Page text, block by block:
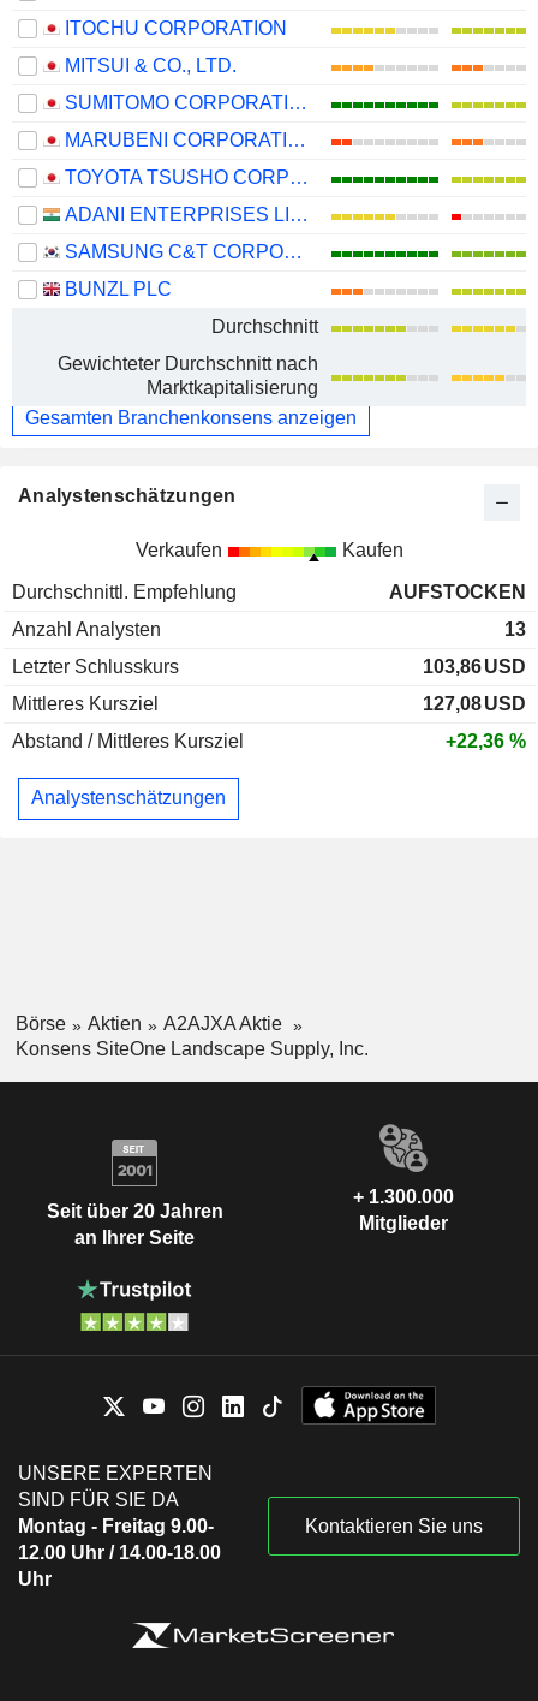
ITOCHU CORPORATION
MITSUI & CO., LTD.
SUMITOMO CORPORATION
MARUBENI CORPORATION
TOYOTA TSUSHO CORPORATION
ADANI ENTERPRISES LIMITED
SAMSUNG C&T CORPORATION
BUNZL PLC
Durchschnitt
Gewichteter Durchschnitt nach
Marktkapitalisierung
Gesamten Branchenkonsens anzeigen
Analystenschätzungen
Verkaufen Kaufen
Durchschnittl. Empfehlung
AUFSTOCKEN
Anzahl Analysten
13
Letzter Schlusskurs
103,86USD
Mittleres Kursziel
127,08USD
Abstand / Mittleres Kursziel
+22,36 %
Analystenschätzungen
Börse Aktien
A2AJXA Aktie
Konsens SiteOne Landscape Supply, Inc.
Seit über 20 Jahren
an Ihrer Seite
+ 1.300.000
Mitglieder
UNSERE EXPERTEN
SIND FÜR SIE DA
Montag - Freitag 9.00-
12.00 Uhr / 14.00-18.00
Uhr
Kontaktieren Sie uns